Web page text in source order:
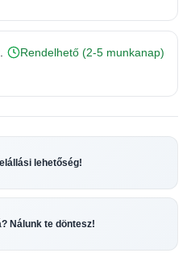
Rendelhető (2-5 munkanap)
lehetőség!
Nálunk te döntesz!